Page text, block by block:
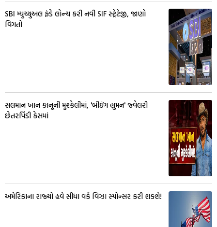
SBI મ્યુચ્યુઅલ ફંડે લોન્ચ કરી નવી SIF સ્ટ્રેટેજી, જાણો
વિગતો
સલમાન ખાન કાનૂની મુશ્કેલીમાં, 'બીઇંગ હ્યુમન' જ્વેલરી
છેતરપિંડી કેસમાં
અમેરિકાના રાજ્યો હવે સીધા વર્ક વિઝા સ્પોન્સર કરી શકશે!